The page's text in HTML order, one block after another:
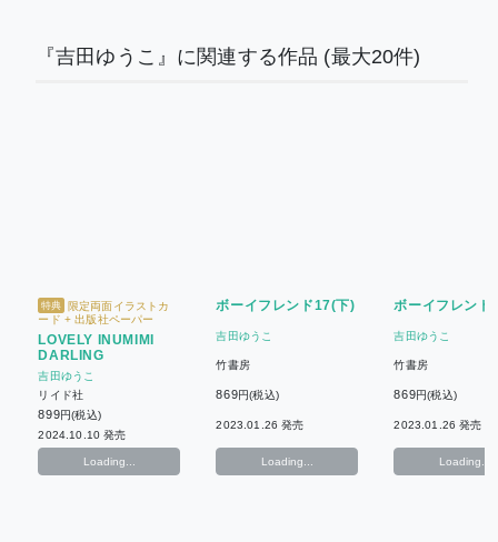
『吉田ゆうこ』に関連する作品 (最大20件)
特典
限定両面イラストカ
ード + 出版社ペーパー
LOVELY INUMIMI
DARLING
吉田ゆうこ
リイド社
899円(税込)
2024.10.10 発売
Loading...
ボーイフレンド17(下)
吉田ゆうこ
竹書房
869円(税込)
2023.01.26 発売
Loading...
ボーイフレンド
吉田ゆうこ
竹書房
869円(税込)
2023.01.26 発売
Loading...